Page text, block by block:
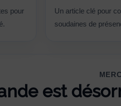
pour
Un article clé pour
soudaines de
est